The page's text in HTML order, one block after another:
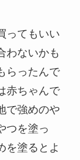
ってもいい
わないかも
らったんで
赤ちゃんで
で強めのや
つを塗っ
を塗るとよ